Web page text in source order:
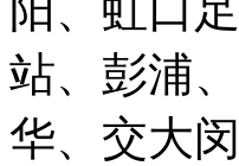
阳、虹口
站、彭浦
华、交大